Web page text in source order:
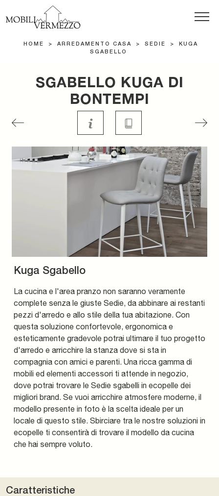
HOME > ARREDAMENTO CASA > SEDIE >
KUGA
SGABELLO
SGABELLO KUGA DI
BONTEMPI
Kuga Sgabello
La cucina e l'area pranzo non saranno veramente
complete senza le giuste Sedie, da abbinare ai restanti
pezzi d'arredo e allo stile della tua abitazione. Con
questa soluzione confortevole, ergonomica e
esteticamente gradevole potrai ultimare il tuo progetto
d'arredo e arricchire la stanza dove si sta in
compagnia con amici e parenti. Una ricca gamma di
mobili ed elementi accessori ti attende in negozio,
dove potrai trovare le Sedie sgabelli in ecopelle dei
migliori brand. Se vuoi arricchire atmosfere moderne, il
modello presente in foto è la scelta ideale per un
locale di questo stile. Sbirciare tra le nostre soluzioni in
ecopelle ti consentirà di trovare il modello da cucina
che hai sempre voluto.
Caratteristiche